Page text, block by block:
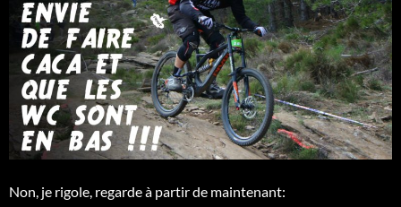
Non, je rigole, regarde à partir de maintenant: